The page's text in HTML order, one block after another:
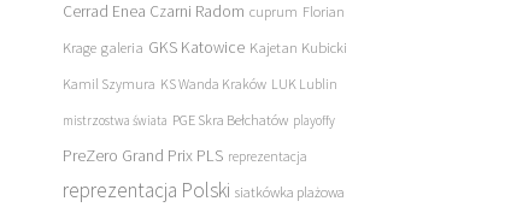
Cerrad Enea Czarni Radom cuprum Florian
Krage galeria GKS Katowice Kajetan Kubicki
Kamil Szymura KS Wanda Kraków LUK Lublin
mistrzostwa świata PGE Skra Bełchatów playoffy
PreZero Grand Prix PLS reprezentacja
reprezentacja Polski siatkówka plażowa